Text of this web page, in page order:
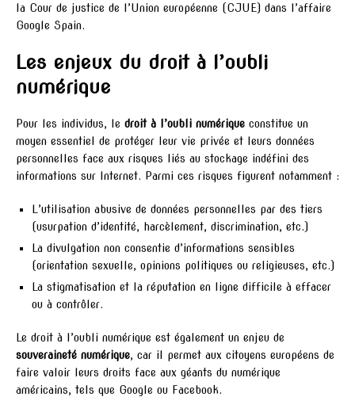
la Cour de justice de l’Union européenne (CJUE) dans l’affaire
Google Spain.
Les enjeux du droit à l’oubli
numérique
Pour les individus, le droit à l’oubli numérique constitue un
moyen essentiel de protéger leur vie privée et leurs données
personnelles face aux risques liés au stockage indéfini des
informations sur Internet. Parmi ces risques figurent notamment :
L’utilisation abusive de données personnelles par des tiers
(usurpation d’identité, harcèlement, discrimination, etc.)
La divulgation non consentie d’informations sensibles
(orientation sexuelle, opinions politiques ou religieuses, etc.)
La stigmatisation et la réputation en ligne difficile à effacer
ou à contrôler.
Le droit à l’oubli numérique est également un enjeu de
souveraineté numérique, car il permet aux citoyens européens de
faire valoir leurs droits face aux géants du numérique
américains, tels que Google ou Facebook.